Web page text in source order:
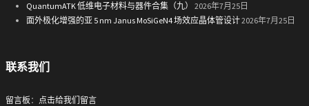
QuantumATK 低维电子材料与器件合集（九）
2026年7月25日
面外极化增强的亚 5 nm Janus MoSiGeN4 场效应晶体管设计2026年7月25日
联系我们
留言板 ： 点击给我们留言